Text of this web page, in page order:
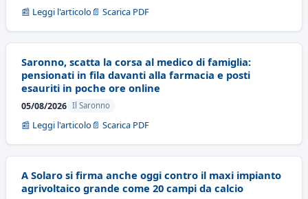
📰 Leggi l'articolo 📄 Scarica PDF
Saronno, scatta la corsa al medico di famiglia:
pensionati in fila davanti alla farmacia e posti
esauriti in poche ore online
05/08/2026 Il Saronno
📰 Leggi l'articolo 📄 Scarica PDF
A Solaro si firma anche oggi contro il maxi impianto
agrivoltaico grande come 20 campi da calcio